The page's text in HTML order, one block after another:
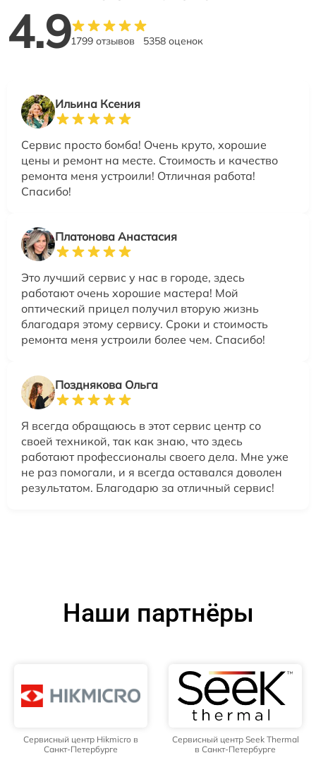
4.91799 отзывов 5358 оценок
Ильина Ксения
Сервис просто бомба! Очень круто, хорошие
цены и ремонт на месте. Стоимость и качество
ремонта меня устроили! Отличная работа!
Спасибо!
Платонова Анастасия
Это лучший сервис у нас в городе, здесь
работают очень хорошие мастера! Мой
оптический прицел получил вторую жизнь
благодаря этому сервису. Сроки и стоимость
ремонта меня устроили более чем. Спасибо!
Позднякова Ольга
Я всегда обращаюсь в этот сервис центр со
своей техникой, так как знаю, что здесь
работают профессионалы своего дела. Мне уже
не раз помогали, и я всегда оставался доволен
результатом. Благодарю за отличный сервис!
Наши партнёры
Сервисный центр Hikmicro в
Санкт-Петербурге
Сервисный центр Seek Thermal
в Санкт-Петербурге